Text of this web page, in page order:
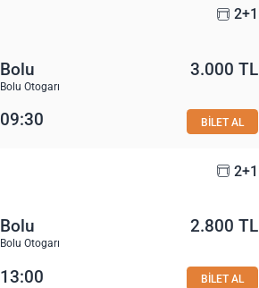
2+1
Bolu
Bolu Otogarı
3.000 TL
09:30 BİLET AL
2+1
Bolu
Bolu Otogarı
2.800 TL
13:00 BİLET AL